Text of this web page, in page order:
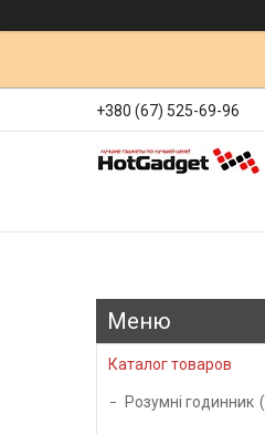
+380 (67) 525-69-96
Каталог товаров
Розумні годинник